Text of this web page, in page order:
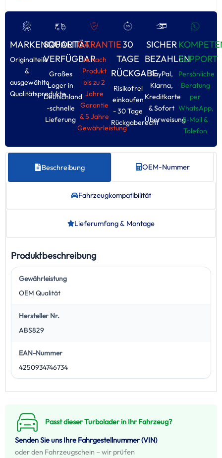
MARKENQUALITÄT
Originalteile
&
ausgewählte
Qualitätsprodukte
SOFORT
VERFÜGBAR
Großes
Loger in
Deutschland
-schnelle
Lieferung
GARANTIE
Je nach
Produkt
bis zu 2
Jahre
Garantie
& 5 Jahre
Gewährleistung
30
TAGE
RÜCKGABE
Risikofrel
einkoufen
- 30 Tage
Rückgaberecht
SICHER
BEZAHLEN
PayPal,
Klarna,
Kreditkarte
& Sofort
Überweisung
SUPPORT
Persönliche
Beratung
per
WhatsApp,
E-Moil &
Tolefon
Beschreibung OEM-Nummer
Fahrzeug­kompatibilität
Lieferumfang & Montage
Produktbeschreibung
Gewährleistung
OEM Qualität
Hersteller Nr.
ABS829
EAN-Nummer
4250934746734
Passt dieser Turbolader in Ihr Fahrzeug?
Senden Sie uns Ihre Fahrgestellnummer (VIN)
oder den Fahrzeugschein – wir prüfen